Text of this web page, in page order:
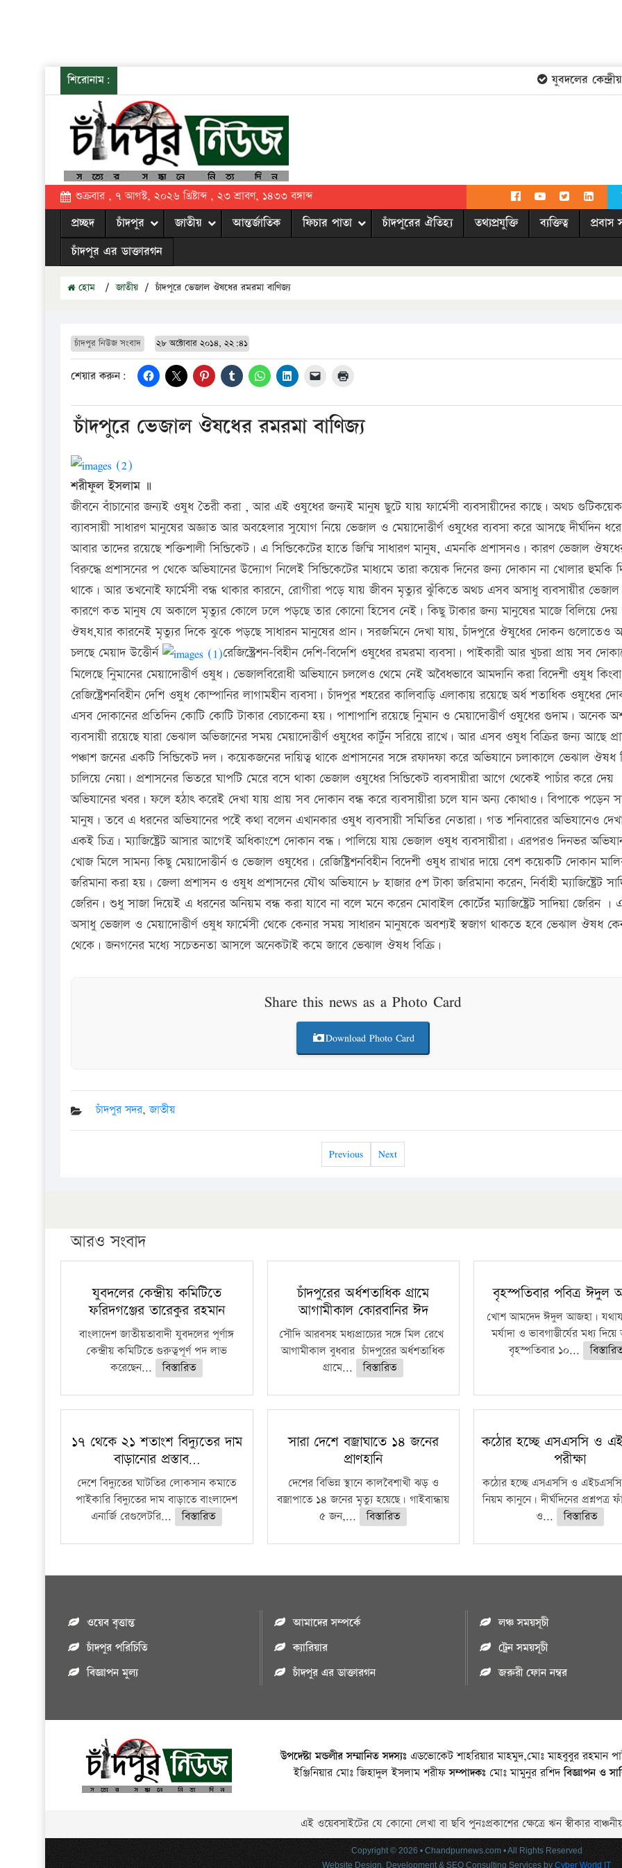
শিরোনাম: যুবদলের কেন্দ্রীয়
শুক্রবার , ৭ আগস্ট, ২০২৬ খ্রিষ্টাব্দ , ২৩ শ্রাবণ, ১৪৩৩ বঙ্গাব্দ
প্রচ্ছদ চাঁদপুর জাতীয় আন্তর্জাতিক ফিচার পাতা চাঁদপুরের ঐতিহ্য তথ্যপ্রযুক্তি ব্যক্তিত্ব প্রবাস
চাঁদপুর এর ডাক্তারগন
হোম / জাতীয় / চাঁদপুরে ভেজাল ঔষধের রমরমা বাণিজ্য
চাঁদপুর নিউজ সংবাদ ২৮ অক্টোবার ২০১৪, ২২:৪১
শেয়ার করুন:
চাঁদপুরে ভেজাল ঔষধের রমরমা বাণিজ্য
শরীফুল ইসলাম ॥
জীবনে বাঁচানোর জন্যই ওষুধ তৈরী করা , আর এই ওষুধের জন্যই মানুষ ছুটে যায় ফার্মেসী ব্যবসায়ীদের কাছে। অথচ
ব্যাবসায়ী সাধারণ মানুষের অজ্ঞাত আর অবহেলার সুযোগ নিয়ে ভেজাল ও মেয়াদোত্তীর্ণ ওষুধের ব্যবসা করে আসছে দীর্ঘদিন
আবার তাদের রয়েছে শক্তিশালী সিন্ডিকেট। এ সিন্ডিকেটের হাতে জিম্মি সাধারণ মানুষ, এমনকি প্রশাসনও। কারণ ভেজাল
বিরুদ্ধে প্রশাসনের প থেকে অভিযানের উদ্যোগ নিলেই সিন্ডিকেটের মাধ্যমে তারা কয়েক দিনের জন্য দোকান না খোলার হুমকি
থাকে। আর তখনোই ফার্মেসী বন্ধ থাকার কারনে, রোগীরা পড়ে যায় জীবন মৃত্যুর ঝুঁকিতে অথচ এসব অসাধু ব্যবসায়ীর
কারণে কত মানুষ যে অকালে মৃত্যুর কোলে ঢলে পড়ছে তার কোনো হিসেব নেই। কিছু টাকার জন্য মানুষের মাজে বিলিয়ে দেয়
ঔষধ,যার কারনেই মৃত্যুর দিকে ঝুকে পড়ছে সাধারন মানুষের প্রান। সরজমিনে দেখা যায়, চাঁদপুরে ঔষুধের দোকন গুলোতেও
চলছে মেয়াদ উত্তেীর্ন
রেজিস্ট্রেশন-বিহীন দেশি-বিদেশি ওষুধের রমরমা ব্যবসা। পাইকারী আর খুচরা প্রায় সব
মিলেছে নিুমানের মেয়াদোত্তীর্ণ ওষুধ। ভেজালবিরোধী অভিযানে চললেও থেমে নেই অবৈধভাবে আমদানি করা বিদেশী ওষুধ কিংবা
রেজিষ্ট্রেশনবিহীন দেশি ওষুধ কোম্পানির লাগামহীন ব্যবসা। চাঁদপুর শহরের কালিবাড়ি এলাকায় রয়েছে অর্ধ শতাধিক ওষুধের
এসব দোকানের প্রতিদিন কোটি কোটি টাকার বেচাকেনা হয়। পাশাপাশি রয়েছে নিুমান ও মেয়াদোত্তীর্ণ ওষুধের গুদাম। অনেক
ব্যবসায়ী রয়েছে যারা ভেঝাল অভিজানের সময় মেয়াদোত্তীর্ণ ওষুধের কার্টুন সরিয়ে রাখে। আর এসব ওষুধ বিক্রির জন্য আছে
পঞ্চাশ জনের একটি সিন্ডিকেট দল। কয়েকজনের দায়িত্ব থাকে প্রশাসনের সঙ্গে রফাদফা করে অভিযানে চলাকালে ভেঝাল ঔষধ
চালিয়ে নেয়া। প্রশাসনের ভিতরে ঘাপটি মেরে বসে থাকা ভেজাল ওষুধের সিন্ডিকেট ব্যবসায়ীরা আগে থেকেই পাচাঁর করে দেয়
অভিযানের খবর। ফলে হঠাৎ করেই দেখা যায় প্রায় সব দোকান বন্ধ করে ব্যবসায়ীরা চলে যান অন্য কোথাও। বিপাকে পড়েন
মানুষ। তবে এ ধরনের অভিযানের পইে কথা বলেন এখানকার ওষুধ ব্যবসায়ী সমিতির নেতারা। গত শনিবারের অভিযানেও
একই চিত্র। ম্যাজিষ্ট্রেট আসার আগেই অধিকাংশে দোকান বন্ধ। পালিয়ে যায় ভেজাল ওষুধ ব্যবসায়ীরা। এরপরও দিনভর
খোজ মিলে সামন্য কিছু মেয়াদোত্তীর্ন ও ভেজাল ওষুধের। রেজিষ্ট্রিশনবিহীন বিদেশী ওষুধ রাখার দায়ে বেশ কয়েকটি দোকান
জরিমানা করা হয়। জেলা প্রশাসন ও ওষুধ প্রশাসনের যৌথ অভিযানে ৮ হাজার ৫শ টাকা জরিমানা করেন, নির্বাহী ম্যাজিষ্ট্রেট
জেরিন। শুধু সাজা দিয়েই এ ধরনের অনিয়ম বন্ধ করা যাবে না বলে মনে করেন মোবাইল কোর্টের ম্যাজিষ্ট্রেট সাদিয়া জেরিন ।
অসাধু ভেজাল ও মেয়াদোত্তীর্ণ ওষুধ ফার্মেসী থেকে কেনার সময় সাধারন মানুষকে অবশ্যই স্বজাগ থাকতে হবে ভেঝাল ঔষধ
থেকে। জনগনের মধ্যে সচেতনতা আসলে অনেকটাই কমে জাবে ভেঝাল ঔষধ বিক্রি।
Share this news as a Photo Card
Download Photo Card
চাঁদপুর সদর,জাতীয়
Previous Next
আরও সংবাদ
যুবদলের কেন্দ্রীয় কমিটিতে
ফরিদগঞ্জের তারেকুর রহমান
বাংলাদেশ জাতীয়তাবাদী যুবদলের পূর্ণাঙ্গ
কেন্দ্রীয় কমিটিতে গুরুত্বপূর্ণ পদ লাভ
করেছেন...
বিস্তারিত
চাঁদপুরের অর্ধশতাধিক গ্রামে
আগামীকাল কোরবানির ঈদ
সৌদি আরবসহ মধ্যপ্রাচ্যের সঙ্গে মিল রেখে
আগামীকাল বুধবার চাঁদপুরের অর্ধশতাধিক
গ্রামে...
বিস্তারিত
বৃহস্পতিবার পবিত্র ঈদুল
খোশ আমদেদ ঈদুল আজহা।
মর্যাদা ও ভাবগাম্ভীর্যের মধ্য
বৃহস্পতিবার ১০...
১৭ থেকে ২১ শতাংশ বিদ্যুতের দাম
বাড়ানোর প্রস্তাব…
দেশে বিদ্যুতের ঘাটতির লোকসান কমাতে
পাইকারি বিদ্যুতের দাম বাড়াতে বাংলাদেশ
এনার্জি রেগুলেটরি...
বিস্তারিত
সারা দেশে বজ্রাঘাতে ১৪ জনের
প্রাণহানি
দেশের বিভিন্ন স্থানে কালবৈশাখী ঝড় ও
বজ্রাপাতে ১৪ জনের মৃত্যু হয়েছে। গাইবান্ধায়
৫ জন,...
বিস্তারিত
কঠোর হচ্ছে এসএসসি ও
পরীক্ষা
কঠোর হচ্ছে এসএসসি ও এইচএসসি
নিয়ম কানুনে। দীর্ঘদিনের
ও...
বিস্তারিত
ওয়েব বৃত্তান্ত
চাঁদপুর পরিচিতি
বিজ্ঞাপন মুল্য
আমাদের সম্পর্কে
ক্যারিয়ার
চাঁদপুর এর ডাক্তারগন
লঞ্চ সময়সূচী
ট্রেন সময়সূচী
জরুরী ফোন নম্বর
উপদেষ্টা মন্ডলীর সম্মানিত সদস্যঃ এডভোকেট শাহরিয়ার মাহমুদ,মোঃ মাহবুবুর রহমান
ইঞ্জিনিয়ার মোঃ জিহাদুল ইসলাম শরীফসম্পাদকঃ মোঃ মামুনুর রশিদবিজ্ঞাপন ও
এই ওয়েবসাইটের যে কোনো লেখা বা ছবি পুনঃপ্রকাশের ক্ষেত্রে ঋন স্বীকার
Copyright © 2026 • Chandpurnews.com • All Rights Reserved
Website Design, Development & SEO Consulting Services by Cyber World IT